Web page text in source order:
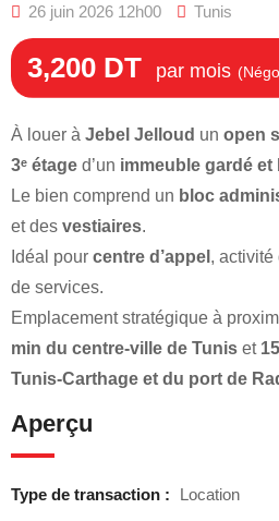
26 juin 2026 12h00 Tunis
3,200 DT par mois
À louer à Jebel Jelloud un open
3ᵉ étage d’un immeuble gardé et
Le bien comprend un bloc
et des vestiaires.
Idéal pour centre d’appel , activité
de services.
Emplacement stratégique à
min du centre-ville de Tunis et
Tunis-Carthage et du port de
Aperçu
Type de transaction : Location